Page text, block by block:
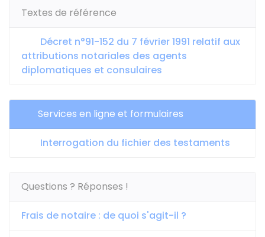
Textes de référence
Décret n°91-152 du 7 février 1991 relatif aux
attributions notariales des agents
diplomatiques et consulaires
Services en ligne et formulaires
Interrogation du fichier des testaments
Questions ? Réponses !
Frais de notaire : de quoi s'agit-il ?